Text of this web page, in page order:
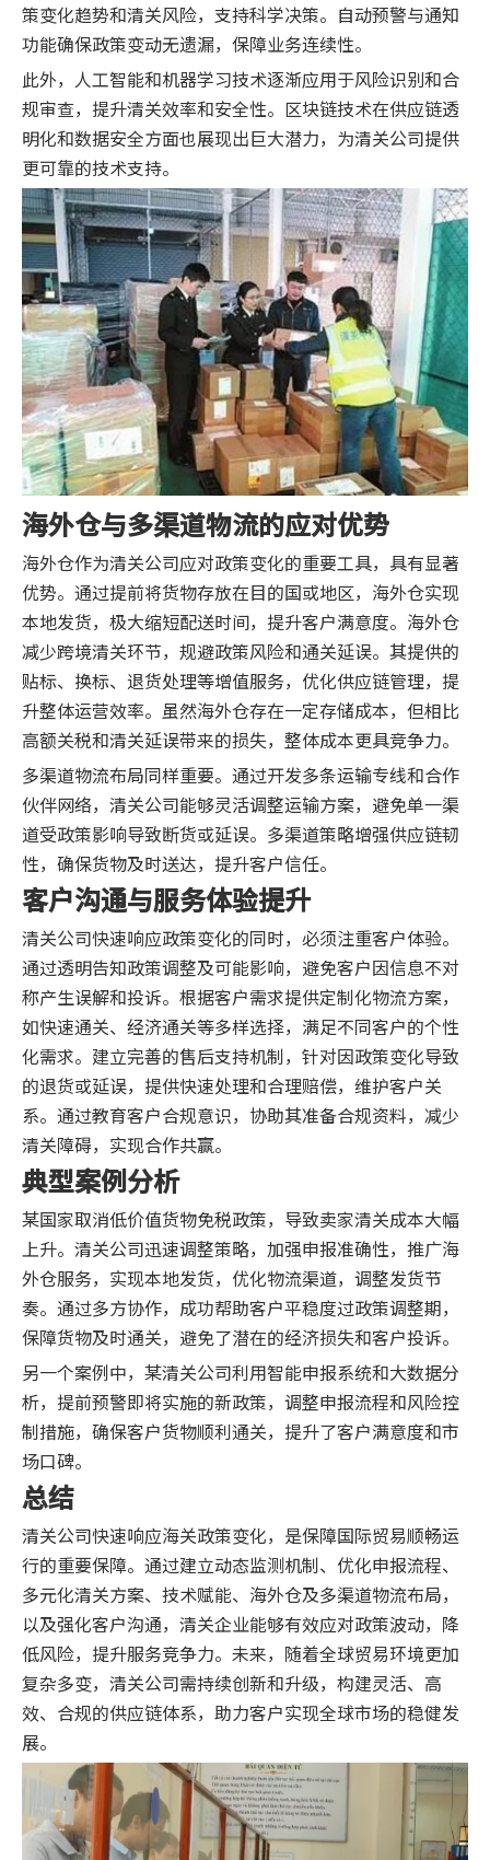
策变化趋势和清关风险，支持科学决策。自动预警与通知
功能确保政策变动无遗漏，保障业务连续性。
此外，人工智能和机器学习技术逐渐应用于风险识别和合
规审查，提升清关效率和安全性。区块链技术在供应链透
明化和数据安全方面也展现出巨大潜力，为清关公司提供
更可靠的技术支持。
海外仓与多渠道物流的应对优势
海外仓作为清关公司应对政策变化的重要工具，具有显著
优势。通过提前将货物存放在目的国或地区，海外仓实现
本地发货，极大缩短配送时间，提升客户满意度。海外仓
减少跨境清关环节，规避政策风险和通关延误。其提供的
贴标、换标、退货处理等增值服务，优化供应链管理，提
升整体运营效率。虽然海外仓存在一定存储成本，但相比
高额关税和清关延误带来的损失，整体成本更具竞争力。
多渠道物流布局同样重要。通过开发多条运输专线和合作
伙伴网络，清关公司能够灵活调整运输方案，避免单一渠
道受政策影响导致断货或延误。多渠道策略增强供应链韧
性，确保货物及时送达，提升客户信任。
客户沟通与服务体验提升
清关公司快速响应政策变化的同时，必须注重客户体验。
通过透明告知政策调整及可能影响，避免客户因信息不对
称产生误解和投诉。根据客户需求提供定制化物流方案，
如快速通关、经济通关等多样选择，满足不同客户的个性
化需求。建立完善的售后支持机制，针对因政策变化导致
的退货或延误，提供快速处理和合理赔偿，维护客户关
系。通过教育客户合规意识，协助其准备合规资料，减少
清关障碍，实现合作共赢。
典型案例分析
某国家取消低价值货物免税政策，导致卖家清关成本大幅
上升。清关公司迅速调整策略，加强申报准确性，推广海
外仓服务，实现本地发货，优化物流渠道，调整发货节
奏。通过多方协作，成功帮助客户平稳度过政策调整期，
保障货物及时通关，避免了潜在的经济损失和客户投诉。
另一个案例中，某清关公司利用智能申报系统和大数据分
析，提前预警即将实施的新政策，调整申报流程和风险控
制措施，确保客户货物顺利通关，提升了客户满意度和市
场口碑。
总结
清关公司快速响应海关政策变化，是保障国际贸易顺畅运
行的重要保障。通过建立动态监测机制、优化申报流程、
多元化清关方案、技术赋能、海外仓及多渠道物流布局，
以及强化客户沟通，清关企业能够有效应对政策波动，降
低风险，提升服务竞争力。未来，随着全球贸易环境更加
复杂多变，清关公司需持续创新和升级，构建灵活、高
效、合规的供应链体系，助力客户实现全球市场的稳健发
展。